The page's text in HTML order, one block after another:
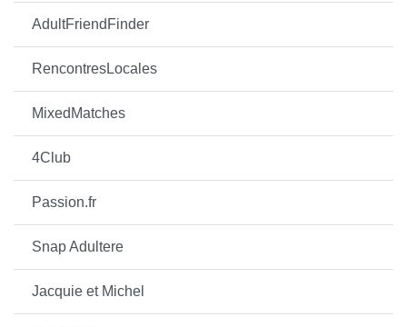
AdultFriendFinder
RencontresLocales
MixedMatches
4Club
Passion.fr
Snap Adultere
Jacquie et Michel